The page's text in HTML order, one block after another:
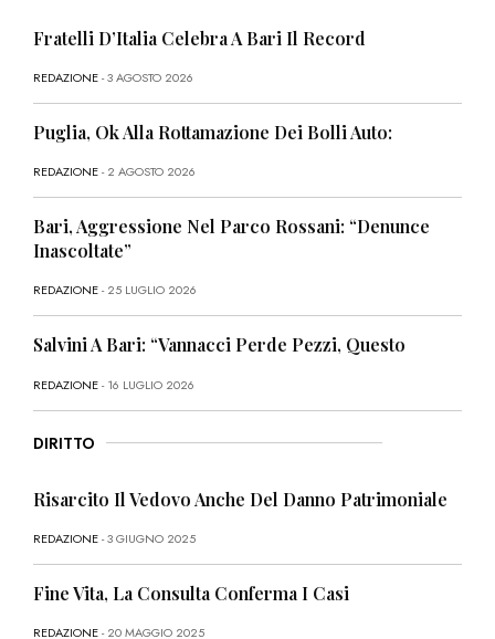
Fratelli D’Italia Celebra A Bari Il Record
REDAZIONE- 3 AGOSTO 2026
Puglia, Ok Alla Rottamazione Dei Bolli Auto:
REDAZIONE- 2 AGOSTO 2026
Bari, Aggressione Nel Parco Rossani: “Denunce
Inascoltate”
REDAZIONE- 25 LUGLIO 2026
Salvini A Bari: “Vannacci Perde Pezzi, Questo
REDAZIONE- 16 LUGLIO 2026
DIRITTO
Risarcito Il Vedovo Anche Del Danno Patrimoniale
REDAZIONE- 3 GIUGNO 2025
Fine Vita, La Consulta Conferma I Casi
REDAZIONE- 20 MAGGIO 2025